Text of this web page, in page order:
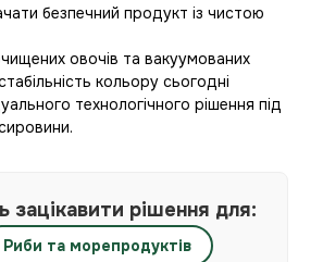
безпечний продукт із чистою
овочів та вакуумованих
кольору сьогодні
технологічного рішення під
зацікавити рішення для:
Риби та морепродуктів